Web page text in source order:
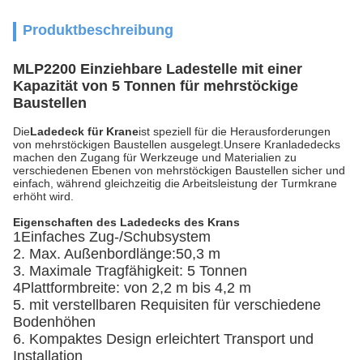
Produktbeschreibung
MLP2200 Einziehbare Ladestelle mit einer
Kapazität von 5 Tonnen für mehrstöckige
Baustellen
DieLadedeck für Kraneist speziell für die Herausforderungen
von mehrstöckigen Baustellen ausgelegt.Unsere Kranladedecks
machen den Zugang für Werkzeuge und Materialien zu
verschiedenen Ebenen von mehrstöckigen Baustellen sicher und
einfach, während gleichzeitig die Arbeitsleistung der Turmkrane
erhöht wird.
Eigenschaften des Ladedecks des Krans
1Einfaches Zug-/Schubsystem
2. Max. Außenbordlänge:50,3 m
3. Maximale Tragfähigkeit: 5 Tonnen
4Plattformbreite: von 2,2 m bis 4,2 m
5. mit verstellbaren Requisiten für verschiedene
Bodenhöhen
6. Kompaktes Design erleichtert Transport und
Installation